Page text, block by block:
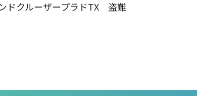
ドクルーザープラドTX 盗難